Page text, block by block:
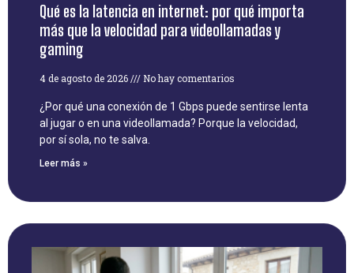
Qué es la latencia en internet: por qué importa
más que la velocidad para videollamadas y
gaming
4 de agosto de 2026 No hay comentarios
¿Por qué una conexión de 1 Gbps puede sentirse lenta
al jugar o en una videollamada? Porque la velocidad,
por sí sola, no te salva.
Leer más »